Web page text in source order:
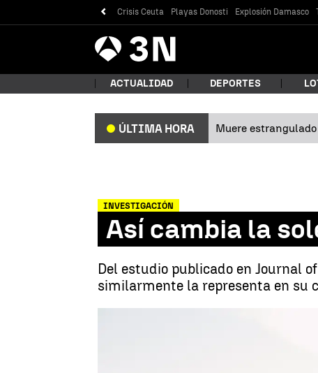
Crisis Ceuta Playas Donosti Explosión Damasco
Antena
3 Noticias
ACTUALIDAD DEPORTES
ÚLTIMA HORA Muere
INVESTIGACIÓN
Así cambia la
Del estudio publicado en Journal
similarmente la representa en su